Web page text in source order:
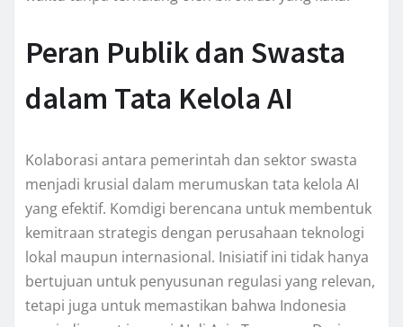
Peran Publik dan Swasta
dalam Tata Kelola AI
Kolaborasi antara pemerintah dan sektor swasta
menjadi krusial dalam merumuskan tata kelola AI
yang efektif. Komdigi berencana untuk membentuk
kemitraan strategis dengan perusahaan teknologi
lokal maupun internasional. Inisiatif ini tidak hanya
bertujuan untuk penyusunan regulasi yang relevan,
tetapi juga untuk memastikan bahwa Indonesia